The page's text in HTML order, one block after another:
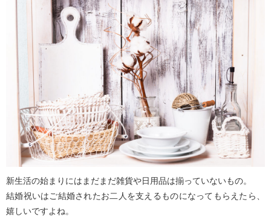
新生活の始まりにはまだまだ雑貨や日用品は揃っていないもの。
結婚祝いはご結婚されたお二人を支えるものになってもらえたら、
嬉しいですよね。